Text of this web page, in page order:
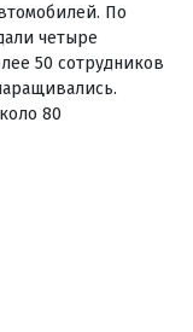
По
четыре
50 сотрудников
80